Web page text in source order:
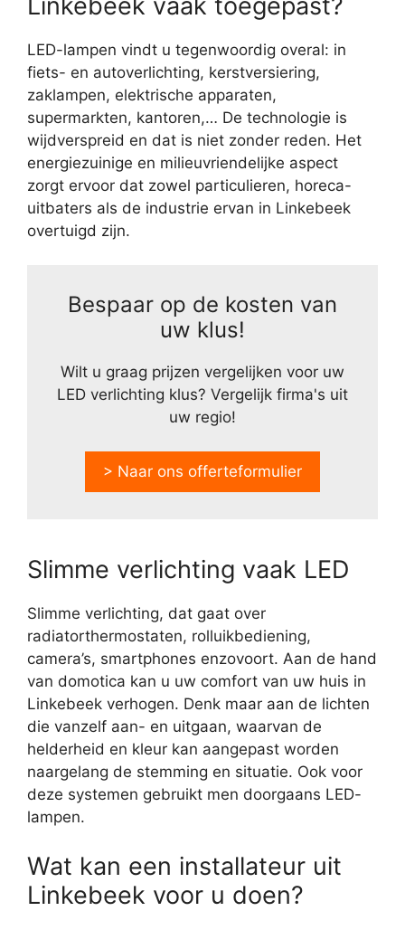
LED-lampen vindt u tegenwoordig overal: in
fiets- en autoverlichting, kerstversiering,
zaklampen, elektrische apparaten,
supermarkten, kantoren,… De technologie is
wijdverspreid en dat is niet zonder reden. Het
energiezuinige en milieuvriendelijke aspect
zorgt ervoor dat zowel particulieren, horeca-
uitbaters als de industrie ervan in Linkebeek
overtuigd zijn.
Bespaar op de kosten van
uw klus!
Wilt u graag prijzen vergelijken voor uw
LED verlichting klus? Vergelijk firma's uit
uw regio!
> Naar ons offerteformulier
Slimme verlichting vaak LED
Slimme verlichting, dat gaat over
radiatorthermostaten, rolluikbediening,
camera’s, smartphones enzovoort. Aan de hand
van domotica kan u uw comfort van uw huis in
Linkebeek verhogen. Denk maar aan de lichten
die vanzelf aan- en uitgaan, waarvan de
helderheid en kleur kan aangepast worden
naargelang de stemming en situatie. Ook voor
deze systemen gebruikt men doorgaans LED-
lampen.
Wat kan een installateur uit
Linkebeek voor u doen?